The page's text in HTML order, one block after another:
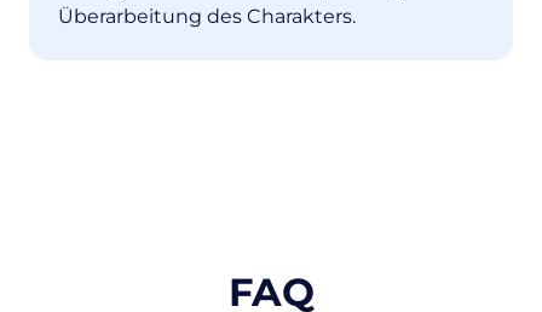
Überarbeitung des Charakters.
FAQ